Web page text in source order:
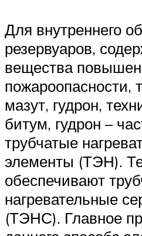
Для внутреннего
резервуаров,
вещества
пожароопасности,
мазут, гудрон,
битум, гудрон –
трубчатые
элементы (ТЭН).
обеспечивают
нагревательные
(ТЭНС). Главное